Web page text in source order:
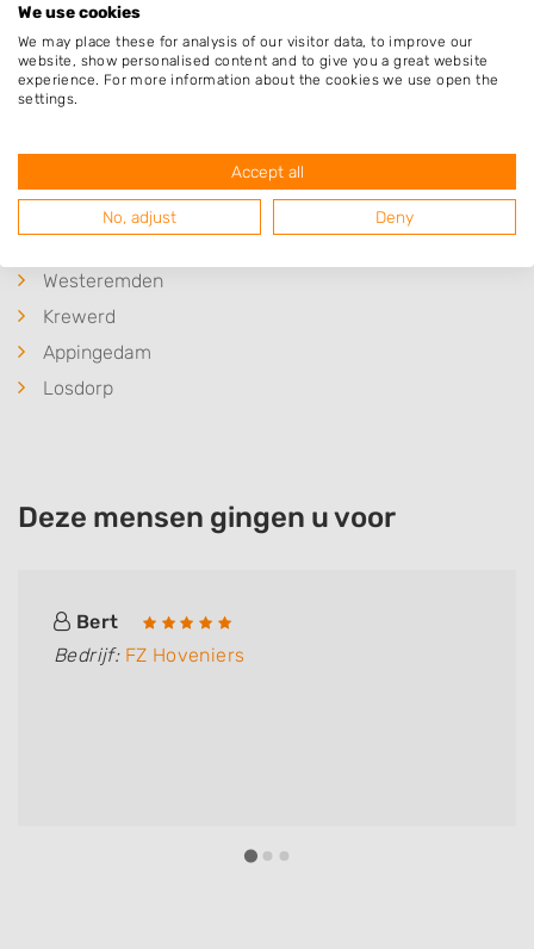
Zeerijp
Loppersum
Oosterwijtwerd
Winneweer
Westeremden
Krewerd
Appingedam
Losdorp
Deze mensen gingen u voor
Bert
Bedrijf: FZ Hoveniers
We use cookies
We may place these for analysis of our visitor data, to improve our
website, show personalised content and to give you a great website
experience. For more information about the cookies we use open the
settings.
Accept all
No, adjust Deny